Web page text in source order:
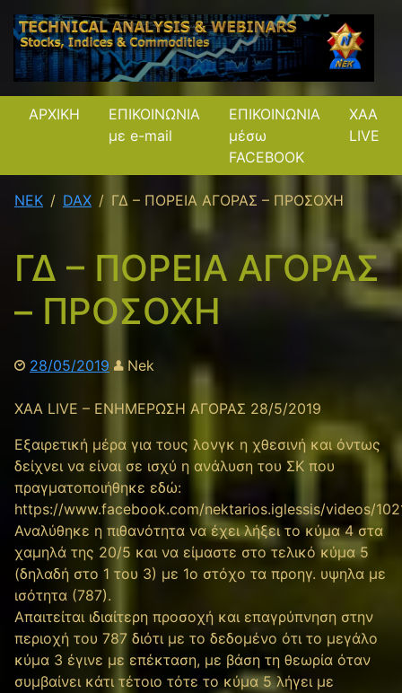
ΑΡΧΙΚΗ
ΕΠΙΚΟΙΝΩΝΙΑ
με e-mail
ΕΠΙΚΟΙΝΩΝΙΑ
μέσω
FACEBOOK
XAA
LIVE
NEK DAX ΓΔ – ΠΟΡΕΙΑ ΑΓΟΡΑΣ – ΠΡΟΣΟΧΗ
ΓΔ – ΠΟΡΕΙΑ ΑΓΟΡΑΣ
– ΠΡΟΣΟΧΗ
28/05/2019 Nek
XAA LIVE – ΕΝΗΜΕΡΩΣΗ ΑΓΟΡΑΣ 28/5/2019
Εξαιρετική μέρα για τους λονγκ η χθεσινή και όντως
δείχνει να είναι σε ισχύ η ανάλυση του ΣΚ που
πραγματοποιήθηκε εδώ:
https://www.facebook.com/nektarios.iglessis/videos/
Αναλύθηκε η πιθανότητα να έχει λήξει το κύμα 4 στα
χαμηλά της 20/5 και να είμαστε στο τελικό κύμα 5
(δηλαδή στο 1 του 3) με 1ο στόχο τα προηγ. υψηλα με
ισότητα (787).
Απαιτείται ιδιαίτερη προσοχή και επαγρύπνηση στην
περιοχή του 787 διότι με το δεδομένο ότι το μεγάλο
κύμα 3 έγινε με επέκταση, με βάση τη θεωρία όταν
συμβαίνει κάτι τέτοιο τότε το κύμα 5 λήγει με